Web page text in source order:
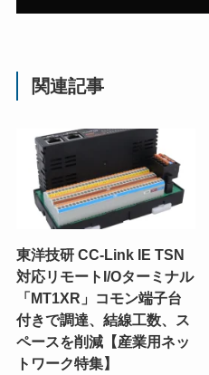
関連記事
東洋技研 CC-Link IE TSN
対応リモートI/Oターミナル
「MT1XR」コモン端子台
付きで調達、結線工数、ス
ペースを削減【産業用ネッ
トワーク特集】